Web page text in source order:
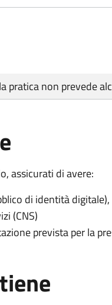
pratica non prevede
assicurati di avere:
di identità
(CNS)
prevista per la